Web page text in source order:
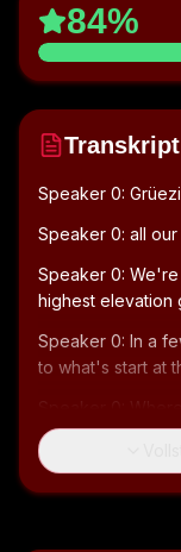
84%
Transkript
Speaker 0:
Speaker 0: all
Speaker 0:
highest elevation
Speaker 0: In a
to what's start at
go out and start
riders have their
Speaker 0: just a